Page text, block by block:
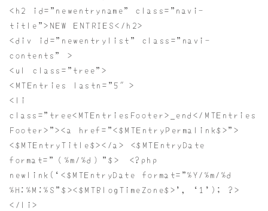
<h2 id=”newentryname” class=”navi-
title”>NEW ENTRIES</h2>
<div id=”newentrylist” class=”navi-
contents” >
<ul class=”tree”>
<MTEntries lastn=”5″>
<li
class=”tree<MTEntriesFooter>_end</MTEntries
Footer>”><a href=”<$MTEntryPermalink$>”>
<$MTEntryTitle$></a> <$MTEntryDate
format=”（%m/%d）”$> <?php
newlink(‘<$MTEntryDate format=”%Y/%m/%d
%H:%M:%S”$><$MTBlogTimeZone$>’, ‘1’); ?>
</li>